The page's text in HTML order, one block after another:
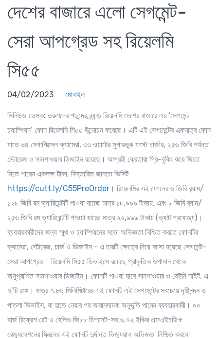
দেশের বাজারে এলো সেগমেন্ট-
সেরা আপগ্রেড সহ রিয়েলমি
সি৫৫
04/02/2023 মোবাইল
সিনিউজ ডেস্ক: তরুণদের পছন্দের ব্র্যান্ড রিয়েলমি দেশের বাজারে এর ‘সেগমেন্ট
চ্যাম্পিয়ন’ ফোন রিয়েলমি সি৫৫ উন্মোচন করেছে। এটি এই সেগমেন্টের একমাত্র ফোন
যাতে ৬৪ মেগাপিক্সেল ক্যামেরা, ৩৩ ওয়াটের সুপারভুক ফাস্ট চার্জার, ২৫৬ জিবি পর্যন্ত
স্টোরেজ ও সানশাওয়ার ডিজাইন রয়েছে। আগ্রহী ক্রেতারা প্রি-বুকিং করে জিতে
নিতে পারেন একলক্ষ টাকা, বিস্তারিত জানতে ভিসিট
https://cutt.ly/C55PreOrder । রিয়েলমির এই ফোনের ৬ জিবি র‍্যাম/
১২৮ জিবি রম ভ্যারিয়েন্টটি পাওয়া যাচ্ছে মাত্র ১৮,৯৯৯ টাকায়, এবং ৮ জিবি র‍্যাম/
২৫৬ জিবি রম ভ্যারিয়েন্টটি পাওয়া যাচ্ছে মাত্র ২২,৯৯৯ টাকায় (ভ্যাট প্রযোজ্য)।
ব্যবহারকারীদের জন্য স্মুথ ও চ্যাম্পিয়নের মতো অভিজ্ঞতা নিশ্চিত করতে ফোনটির
ক্যামেরা, স্টোরেজ, চার্জ ও ডিজাইন - এ চারটি ক্ষেত্রে নিয়ে আসা হয়েছে সেগমেন্ট-
সেরা আপগ্রেড। রিয়েলমি সি৫৫ ডিভাইসে রয়েছে প্রাকৃতিক উপাদান থেকে
অনুপ্রাণিত সানশাওয়ার ডিজাইন। ফোনটি পাওয়া যাবে সানশাওয়ার ও রেইনি নাইট, এ
দু’টি রঙে। মাত্র ৭.৮৯ মিলিমিটারের এই ফোনটি এই সেগমেন্টের সবচেয়ে দৃষ্টিনন্দন ও
পাতলা ডিভাইস, যা হাতে নেয়ার পর আরামদায়ক অনুভূতি পাবেন ব্যবহারকারী। ৯০
হার্জ রিফ্রেশ রেট ও হেলিও জি৮৮ চিপসেট-সহ ৬.৭২ ইঞ্চির এফএইচডি+
রেজ্যুলেশনের স্ক্রিনের এই ফোনটি দুর্দান্ত ভিজ্যুয়াল অভিজ্ঞতা নিশ্চিত করবে।